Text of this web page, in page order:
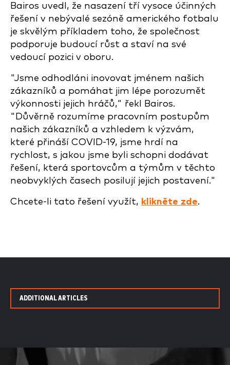
Bairos uvedl, že nasazení tří vysoce účinných
řešení v nebývalé sezóně amerického fotbalu
je skvělým příkladem toho, že společnost
podporuje budoucí růst a staví na své
vedoucí pozici v oboru.
"Jsme odhodláni inovovat jménem našich
zákazníků a pomáhat jim lépe porozumět
výkonnosti jejich hráčů," řekl Bairos.
"Důvěrně rozumíme pracovním postupům
našich zákazníků a vzhledem k výzvám,
které přináší COVID-19, jsme hrdí na
rychlost, s jakou jsme byli schopni dodávat
řešení, která sportovcům a týmům v těchto
neobvyklých časech posilují jejich postavení."
Chcete-li tato řešení využít, klikněte zde.
ADDITIONAL ARTICLES